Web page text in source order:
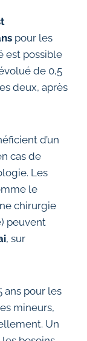
pour les
est possible
de 0,5
deux, après
d’un
cas de
Les
le
chirurgie
peuvent
, sur
ans pour les
mineurs,
Un